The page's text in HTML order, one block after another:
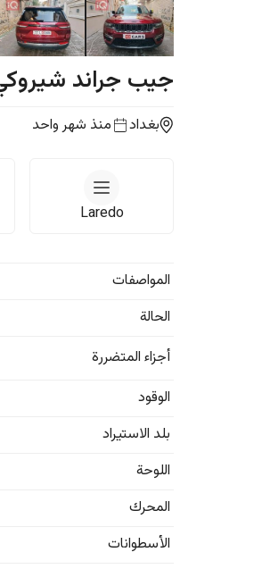
جيب جراند
بغداد منذ شهر واحد
Laredo
المواصفات
الحالة
أجزاء المتضررة
الوقود
بلد الاستيراد
اللوحة
المحرك
الأسطوانات